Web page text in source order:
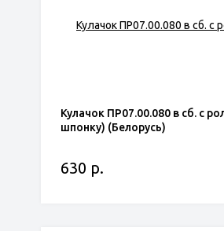
Кулачок ПР07.00.080 в сб. с
шпонку) (Белорусь)
630 р.